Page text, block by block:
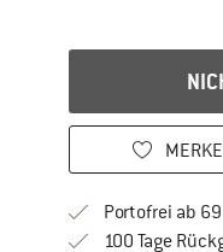
Portofrei ab
100 Tage